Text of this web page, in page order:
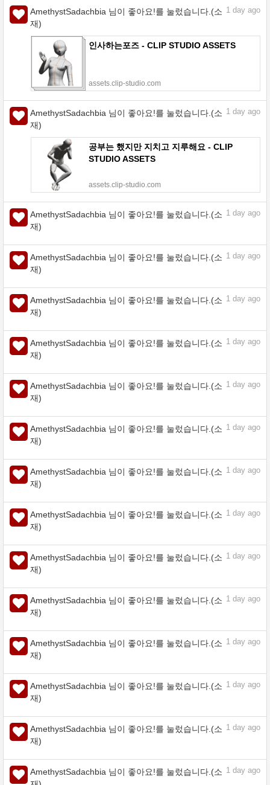
ASSETS
assets.clip-studio.com
AmethystSadachbia 님이 좋아요!를 눌렀습니다.(소
인사하는포즈 - CLIP STUDIO ASSETS
assets.clip-studio.com
AmethystSadachbia 님이 좋아요!를 눌렀습니다.(소
공부는 했지만 지치고 지루해요 - CLIP
STUDIO ASSETS
assets.clip-studio.com
AmethystSadachbia 님이 좋아요!를 눌렀습니다.(소
해바라기 - CLIP STUDIO ASSETS
assets.clip-studio.com
AmethystSadachbia 님이 좋아요!를 눌렀습니다.(소
재)
1 day ago
AmethystSadachbia 님이 좋아요!를 눌렀습니다.(소
재)
1 day ago
AmethystSadachbia 님이 좋아요!를 눌렀습니다.(소
재)
1 day ago
AmethystSadachbia 님이 좋아요!를 눌렀습니다.(소
재)
1 day ago
AmethystSadachbia 님이 좋아요!를 눌렀습니다.(소
재)
1 day ago
AmethystSadachbia 님이 좋아요!를 눌렀습니다.(소
재)
1 day ago
AmethystSadachbia 님이 좋아요!를 눌렀습니다.(소
재)
1 day ago
AmethystSadachbia 님이 좋아요!를 눌렀습니다.(소
재)
1 day ago
AmethystSadachbia 님이 좋아요!를 눌렀습니다.(소
재)
1 day ago
AmethystSadachbia 님이 좋아요!를 눌렀습니다.(소
재)
1 day ago